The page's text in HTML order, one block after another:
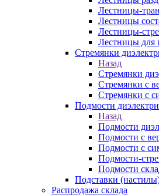
Лестницы-
Лестницы
Лестницы-
Лестницы для
Стремянки
Назад
Стремянки
Стремянки с
Стремянки с
Подмости
Назад
Подмости
Подмости с
Подмости с
Подмости-
Подмости
Подставки
Распродажа склада